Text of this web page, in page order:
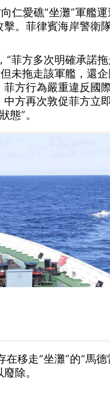
仁愛礁“坐灘”軍艦
。菲律賓海岸警衛
菲方多次明確承諾
未拖走該軍艦，還
方行為嚴重違反國
方再次敦促菲方立
態”。
移走“坐灘”的“馬德
除。